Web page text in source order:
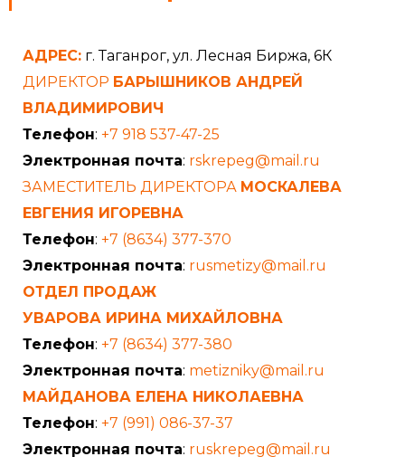
АДРЕС: г. Таганрог, ул. Лесная Биржа, 6К
ДИРЕКТОР БАРЫШНИКОВ АНДРЕЙ
ВЛАДИМИРОВИЧ
Телефон: +7 918 537-47-25
Электронная почта: rskrepeg@mail.ru
ЗАМЕСТИТЕЛЬ ДИРЕКТОРА МОСКАЛЕВА
ЕВГЕНИЯ ИГОРЕВНА
Телефон: +7 (8634) 377-370
Электронная почта: rusmetizy@mail.ru
ОТДЕЛ ПРОДАЖ
УВАРОВА ИРИНА МИХАЙЛОВНА
Телефон: +7 (8634) 377-380
Электронная почта: metizniky@mail.ru
МАЙДАНОВА ЕЛЕНА НИКОЛАЕВНА
Телефон: +7 (991) 086-37-37
Электронная почта: ruskrepeg@mail.ru